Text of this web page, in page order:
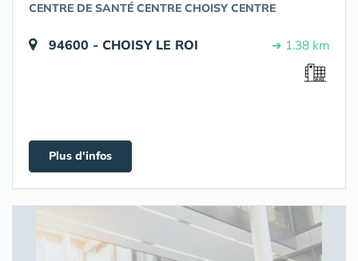
CENTRE DE SANTÉ CENTRE CHOISY CENTRE
94600 - CHOISY LE ROI ➔ 1.38 km
Plus d'infos